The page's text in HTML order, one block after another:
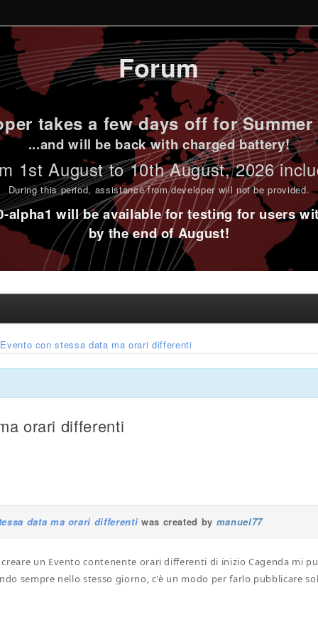
Forum
takes a few days off for
...and will be back with charged battery!
1st August to 10th August, 2026
During this period, assistance from developer will not be provided.
alpha1 will be available for testing for users
by the end of August!
Evento con stessa data ma orari differenti
orari differenti
data ma orari differenti was created by manuel77
creare un Evento contenente orari differenti di inizio Cagenda mi
sempre nello stesso giorno, c'è un modo per farlo pubblicare